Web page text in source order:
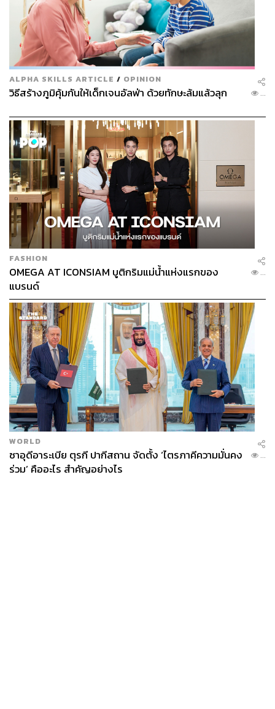
ALPHA SKILLS ARTICLE / OPINION
วิธีสร้างภูมิคุ้มกันให้เด็กเจนอัลฟ่า ด้วยทักษะล้มแล้วลุก ...
FASHION
OMEGA AT ICONSIAM บูติกริมแม่น้ำแห่งแรกของ
แบรนด์
...
WORLD
ซาอุดีอาระเบีย ตุรกี ปากีสถาน จัดตั้ง ‘ไตรภาคีความมั่นคง
ร่วม’ คืออะไร สำคัญอย่างไร
...